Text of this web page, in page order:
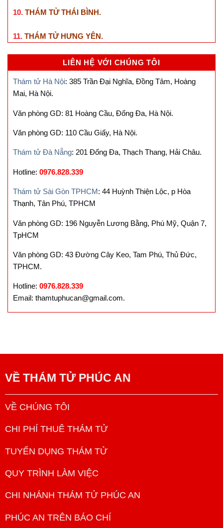
10. THÁM TỬ THÁI BÌNH.
11. THÁM TỬ HƯNG YÊN.
LIÊN HỆ VỚI CHÚNG TÔI
Thám tử Hà Nội: 385 Trần Đại Nghĩa, Đồng Tâm, Hoàng
Mai, Hà Nội.
Văn phòng GD: 81 Hoàng Cầu, Đống Đa, Hà Nội.
Văn phòng GD: 110 Cầu Giấy, Hà Nội.
Thám tử Đà Nẵng: 201 Đống Đa, Thạch Thang, Hải Châu.
Hotline: 0976.828.339
Thám tử Sài Gòn TPHCM: 44 Huỳnh Thiện Lộc, p Hòa
Thạnh, Tân Phú, TPHCM
Văn phòng GD: 196 Nguyễn Lương Bằng, Phú Mỹ, Quận 7,
TpHCM
Văn phòng GD: 43 Đường Cây Keo, Tam Phú, Thủ Đức,
TPHCM.
Hotline: 0976.828.339
Email: thamtuphucan@gmail.com.
VỀ THÁM TỬ PHÚC AN
VỀ CHÚNG TÔI
CHI PHÍ THUÊ THÁM TỬ
TUYỂN DỤNG THÁM TỬ
QUY TRÌNH LÀM VIỆC
CHI NHÁNH THÁM TỬ PHÚC AN
PHÚC AN TRÊN BÁO CHÍ